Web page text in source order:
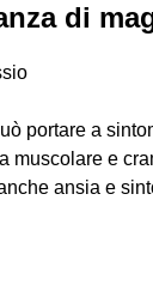
di
portare a
muscolare e
ansia e